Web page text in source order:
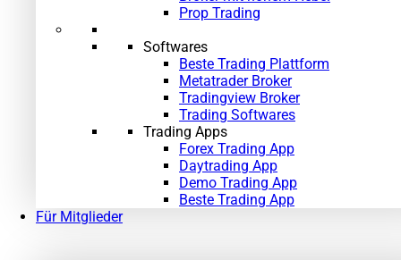
Prop Trading
Softwares
Beste Trading Plattform
Metatrader Broker
Tradingview Broker
Trading Softwares
Trading Apps
Forex Trading App
Daytrading App
Demo Trading App
Beste Trading App
Für Mitglieder